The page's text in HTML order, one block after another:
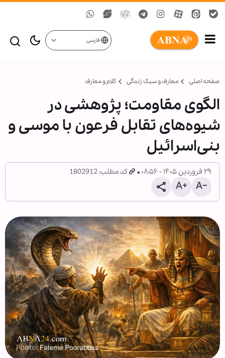
فارسی
صفحه اصلی معارف و سبک زندگی کلام و معارف
الگوی مقاومت؛ پژوهشی در
شیوه‌های تقابل فرعون با موسی و
بنی‌اسرائیل
۲۹ فروردین ۱۴۰۵ - ۰۸:۵۶ کد مطلب: 1802912